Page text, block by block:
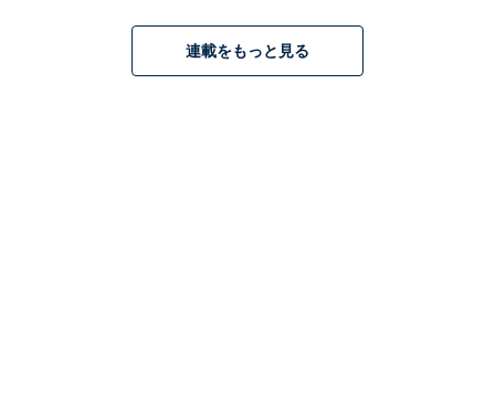
親しんだ和の調味料が、羊肉の強い味わいをまろやかに
連載をもっと見る